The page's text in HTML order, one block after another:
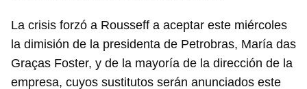
iniciar sesión con tu cuenta de 14ymedio.
INICIAR SESIÓN CANCELAR
La crisis forzó a Rousseff a aceptar este miércoles
la dimisión de la presidenta de Petrobras, María das
Graças Foster, y de la mayoría de la dirección de la
empresa, cuyos sustitutos serán anunciados este